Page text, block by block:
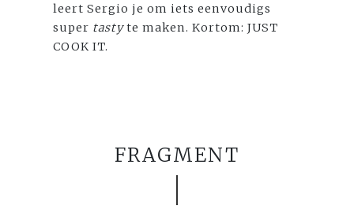
leert Sergio je om iets eenvoudigs
super tastyte maken. Kortom: JUST
COOK IT.
FRAGMENT